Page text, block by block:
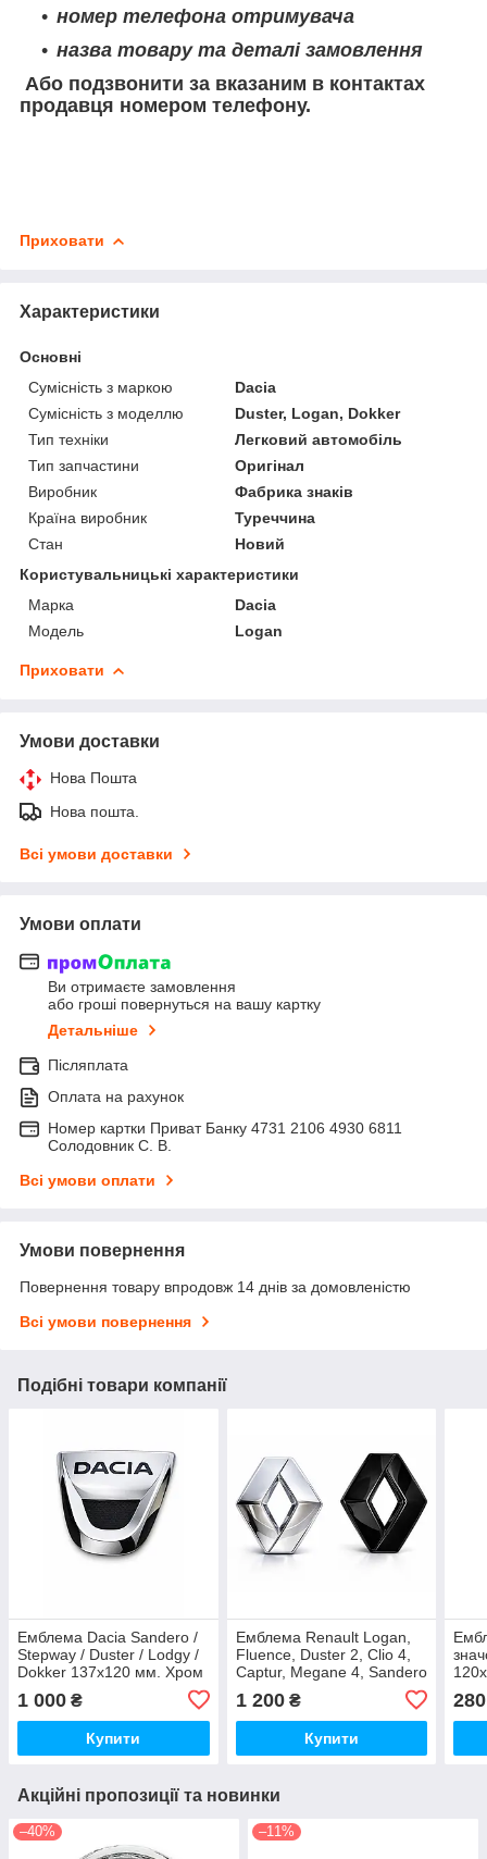
номер телефона отримувача
назва товару та деталі замовлення
Або подзвонити за вказаним в контактах
продавця номером телефону.
Приховати
Характеристики
Основні
Сумісність з маркою
Dacia
Сумісність з моделлю
Duster, Logan, Dokker
Тип техніки
Легковий автомобіль
Тип запчастини
Оригінал
Виробник
Фабрика знаків
Країна виробник
Туреччина
Стан
Новий
Користувальницькі характеристики
Марка
Dacia
Модель
Logan
Приховати
Умови доставки
Нова Пошта
Нова пошта.
Всі умови доставки
Умови оплати
Ви отримаєте замовлення
або гроші повернуться на вашу картку
Детальніше
Післяплата
Оплата на рахунок
Номер картки Приват Банку 4731 2106 4930 6811
Солодовник С. В.
Всі умови оплати
Умови повернення
Повернення товару впродовж 14 днів за домовленістю
Всі умови повернення
Подібні товари компанії
Емблема Dacia Sandero /
Stepway / Duster / Lodgy /
Dokker 137х120 мм. Хром
1 000 ₴
Купити
Емблема Renault Logan,
Fluence, Duster 2, Clio 4,
Captur, Megane 4, Sandero
1 200₴
Купити
280
Акційні пропозиції та новинки
–40% –11%